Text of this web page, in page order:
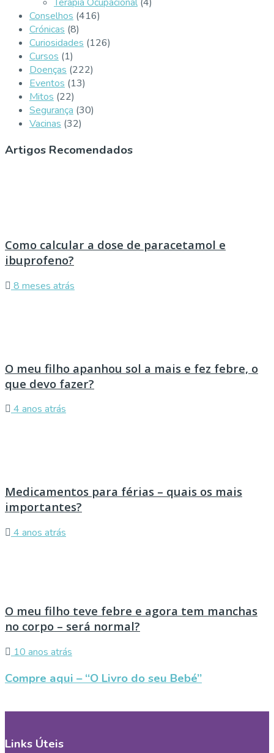
Conselhos (416)
Crónicas (8)
Curiosidades (126)
Cursos (1)
Doenças (222)
Eventos (13)
Mitos (22)
Segurança (30)
Vacinas (32)
Artigos Recomendados
Como calcular a dose de paracetamol e
ibuprofeno?
8 meses atrás
O meu filho apanhou sol a mais e fez febre, o
que devo fazer?
4 anos atrás
Medicamentos para férias – quais os mais
importantes?
4 anos atrás
O meu filho teve febre e agora tem manchas
no corpo – será normal?
10 anos atrás
Compre aqui – “O Livro do seu Bebé”
Links Úteis